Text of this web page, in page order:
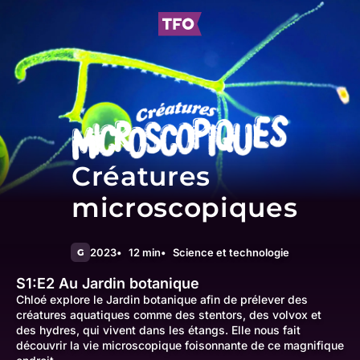
Créatures
microscopiques
G 2023 12 min Science et technologie
S1:E2 Au Jardin botanique
Chloé explore le Jardin botanique afin de prélever des
créatures aquatiques comme des stentors, des volvox et
des hydres, qui vivent dans les étangs. Elle nous fait
découvrir la vie microscopique foisonnante de ce magnifique